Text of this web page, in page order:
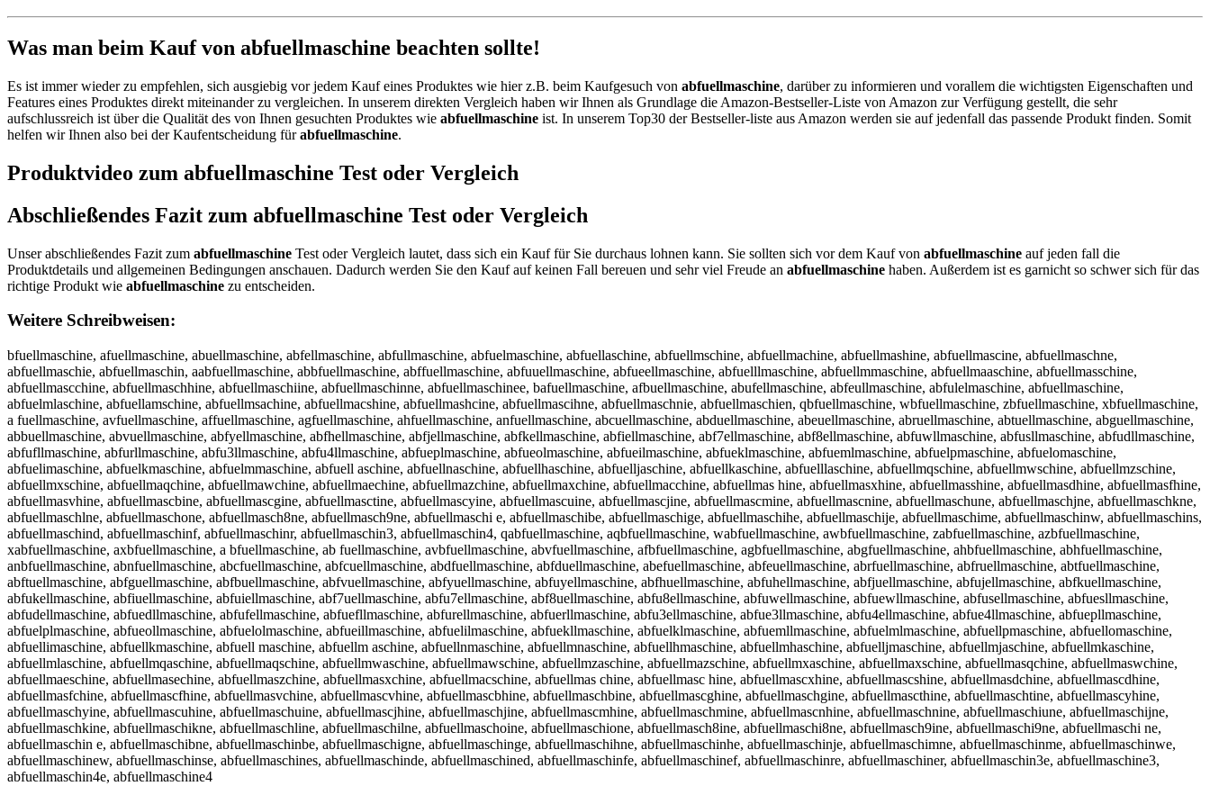
Was man beim Kauf von abfuellmaschine beachten sollte!
Es ist immer wieder zu empfehlen, sich ausgiebig vor jedem Kauf eines Produktes wie hier z.B. beim Kaufgesuch von abfuellmaschine, darüber zu informieren und vorallem die wichtigsten Eigenschaften und
Features eines Produktes direkt miteinander zu vergleichen. In unserem direkten Vergleich haben wir Ihnen als Grundlage die Amazon-Bestseller-Liste von Amazon zur Verfügung gestellt, die sehr
aufschlussreich ist über die Qualität des von Ihnen gesuchten Produktes wie abfuellmaschine ist. In unserem Top30 der Bestseller-liste aus Amazon werden sie auf jedenfall das passende Produkt finden. Somit
helfen wir Ihnen also bei der Kaufentscheidung fürabfuellmaschine.
Produktvideo zum abfuellmaschine Test oder Vergleich
Abschließendes Fazit zum abfuellmaschine Test oder Vergleich
Unser abschließendes Fazit zum abfuellmaschine Test oder Vergleich lautet, dass sich ein Kauf für Sie durchaus lohnen kann. Sie sollten sich vor dem Kauf von abfuellmaschine auf jeden fall die
Produktdetails und allgemeinen Bedingungen anschauen. Dadurch werden Sie den Kauf auf keinen Fall bereuen und sehr viel Freude an abfuellmaschine haben. Außerdem ist es garnicht so schwer sich für das
richtige Produkt wie abfuellmaschine zu entscheiden.
Weitere Schreibweisen:
bfuellmaschine, afuellmaschine, abuellmaschine, abfellmaschine, abfullmaschine, abfuelmaschine, abfuellaschine, abfuellmschine, abfuellmachine, abfuellmashine, abfuellmascine, abfuellmaschne,
abfuellmaschie, abfuellmaschin, aabfuellmaschine, abbfuellmaschine, abffuellmaschine, abfuuellmaschine, abfueellmaschine, abfuelllmaschine, abfuellmmaschine, abfuellmaaschine, abfuellmasschine,
abfuellmascchine, abfuellmaschhine, abfuellmaschiine, abfuellmaschinne, abfuellmaschinee, bafuellmaschine, afbuellmaschine, abufellmaschine, abfeullmaschine, abfulelmaschine, abfuellmaschine,
abfuelmlaschine, abfuellamschine, abfuellmsachine, abfuellmacshine, abfuellmashcine, abfuellmascihne, abfuellmaschnie, abfuellmaschien, qbfuellmaschine, wbfuellmaschine, zbfuellmaschine, xbfuellmaschine,
a fuellmaschine, avfuellmaschine, affuellmaschine, agfuellmaschine, ahfuellmaschine, anfuellmaschine, abcuellmaschine, abduellmaschine, abeuellmaschine, abruellmaschine, abtuellmaschine, abguellmaschine,
abbuellmaschine, abvuellmaschine, abfyellmaschine, abfhellmaschine, abfjellmaschine, abfkellmaschine, abfiellmaschine, abf7ellmaschine, abf8ellmaschine, abfuwllmaschine, abfusllmaschine, abfudllmaschine,
abfufllmaschine, abfurllmaschine, abfu3llmaschine, abfu4llmaschine, abfueplmaschine, abfueolmaschine, abfueilmaschine, abfueklmaschine, abfuemlmaschine, abfuelpmaschine, abfuelomaschine,
abfuelimaschine, abfuelkmaschine, abfuelmmaschine, abfuell aschine, abfuellnaschine, abfuellhaschine, abfuelljaschine, abfuellkaschine, abfuelllaschine, abfuellmqschine, abfuellmwschine, abfuellmzschine,
abfuellmxschine, abfuellmaqchine, abfuellmawchine, abfuellmaechine, abfuellmazchine, abfuellmaxchine, abfuellmacchine, abfuellmas hine, abfuellmasxhine, abfuellmasshine, abfuellmasdhine, abfuellmasfhine,
abfuellmasvhine, abfuellmascbine, abfuellmascgine, abfuellmasctine, abfuellmascyine, abfuellmascuine, abfuellmascjine, abfuellmascmine, abfuellmascnine, abfuellmaschune, abfuellmaschjne, abfuellmaschkne,
abfuellmaschlne, abfuellmaschone, abfuellmasch8ne, abfuellmasch9ne, abfuellmaschi e, abfuellmaschibe, abfuellmaschige, abfuellmaschihe, abfuellmaschije, abfuellmaschime, abfuellmaschinw, abfuellmaschins,
abfuellmaschind, abfuellmaschinf, abfuellmaschinr, abfuellmaschin3, abfuellmaschin4, qabfuellmaschine, aqbfuellmaschine, wabfuellmaschine, awbfuellmaschine, zabfuellmaschine, azbfuellmaschine,
xabfuellmaschine, axbfuellmaschine, a bfuellmaschine, ab fuellmaschine, avbfuellmaschine, abvfuellmaschine, afbfuellmaschine, agbfuellmaschine, abgfuellmaschine, ahbfuellmaschine, abhfuellmaschine,
anbfuellmaschine, abnfuellmaschine, abcfuellmaschine, abfcuellmaschine, abdfuellmaschine, abfduellmaschine, abefuellmaschine, abfeuellmaschine, abrfuellmaschine, abfruellmaschine, abtfuellmaschine,
abftuellmaschine, abfguellmaschine, abfbuellmaschine, abfvuellmaschine, abfyuellmaschine, abfuyellmaschine, abfhuellmaschine, abfuhellmaschine, abfjuellmaschine, abfujellmaschine, abfkuellmaschine,
abfukellmaschine, abfiuellmaschine, abfuiellmaschine, abf7uellmaschine, abfu7ellmaschine, abf8uellmaschine, abfu8ellmaschine, abfuwellmaschine, abfuewllmaschine, abfusellmaschine, abfuesllmaschine,
abfudellmaschine, abfuedllmaschine, abfufellmaschine, abfuefllmaschine, abfurellmaschine, abfuerllmaschine, abfu3ellmaschine, abfue3llmaschine, abfu4ellmaschine, abfue4llmaschine, abfuepllmaschine,
abfuelplmaschine, abfueollmaschine, abfuelolmaschine, abfueillmaschine, abfuelilmaschine, abfuekllmaschine, abfuelklmaschine, abfuemllmaschine, abfuelmlmaschine, abfuellpmaschine, abfuellomaschine,
abfuellimaschine, abfuellkmaschine, abfuell maschine, abfuellm aschine, abfuellnmaschine, abfuellmnaschine, abfuellhmaschine, abfuellmhaschine, abfuelljmaschine, abfuellmjaschine, abfuellmkaschine,
abfuellmlaschine, abfuellmqaschine, abfuellmaqschine, abfuellmwaschine, abfuellmawschine, abfuellmzaschine, abfuellmazschine, abfuellmxaschine, abfuellmaxschine, abfuellmasqchine, abfuellmaswchine,
abfuellmaeschine, abfuellmasechine, abfuellmaszchine, abfuellmasxchine, abfuellmacschine, abfuellmas chine, abfuellmasc hine, abfuellmascxhine, abfuellmascshine, abfuellmasdchine, abfuellmascdhine,
abfuellmasfchine, abfuellmascfhine, abfuellmasvchine, abfuellmascvhine, abfuellmascbhine, abfuellmaschbine, abfuellmascghine, abfuellmaschgine, abfuellmascthine, abfuellmaschtine, abfuellmascyhine,
abfuellmaschyine, abfuellmascuhine, abfuellmaschuine, abfuellmascjhine, abfuellmaschjine, abfuellmascmhine, abfuellmaschmine, abfuellmascnhine, abfuellmaschnine, abfuellmaschiune, abfuellmaschijne,
abfuellmaschkine, abfuellmaschikne, abfuellmaschline, abfuellmaschilne, abfuellmaschoine, abfuellmaschione, abfuellmasch8ine, abfuellmaschi8ne, abfuellmasch9ine, abfuellmaschi9ne, abfuellmaschi ne,
abfuellmaschin e, abfuellmaschibne, abfuellmaschinbe, abfuellmaschigne, abfuellmaschinge, abfuellmaschihne, abfuellmaschinhe, abfuellmaschinje, abfuellmaschimne, abfuellmaschinme, abfuellmaschinwe,
abfuellmaschinew, abfuellmaschinse, abfuellmaschines, abfuellmaschinde, abfuellmaschined, abfuellmaschinfe, abfuellmaschinef, abfuellmaschinre, abfuellmaschiner, abfuellmaschin3e, abfuellmaschine3,
abfuellmaschin4e, abfuellmaschine4